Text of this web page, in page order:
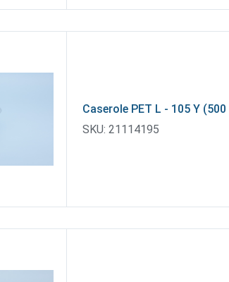
Caserole PET L - 105 Y (500
SKU: 21114195